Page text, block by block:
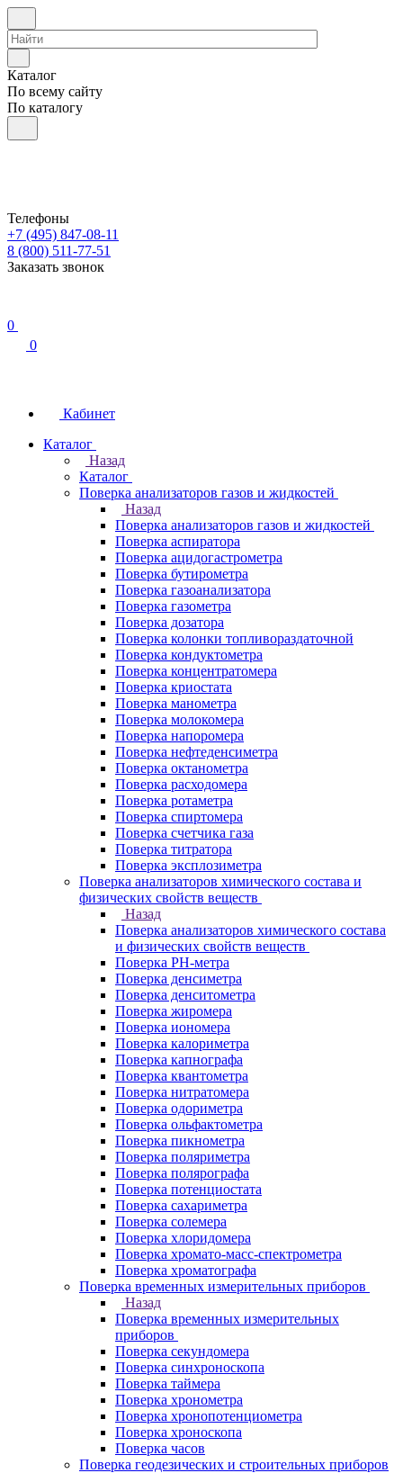
Каталог
По всему сайту
По каталогу
Телефоны
+7 (495) 847-08-11
8 (800) 511-77-51
Заказать звонок
0
0
Кабинет
Каталог
Назад
Каталог
Поверка анализаторов газов и жидкостей
Назад
Поверка анализаторов газов и жидкостей
Поверка аспиратора
Поверка ацидогастрометра
Поверка бутирометра
Поверка газоанализатора
Поверка газометра
Поверка дозатора
Поверка колонки топливораздаточной
Поверка кондуктометра
Поверка концентратомера
Поверка криостата
Поверка манометра
Поверка молокомера
Поверка напоромера
Поверка нефтеденсиметра
Поверка октанометра
Поверка расходомера
Поверка ротаметра
Поверка спиртомера
Поверка счетчика газа
Поверка титратора
Поверка эксплозиметра
Поверка анализаторов химического состава и
физических свойств веществ
Назад
Поверка анализаторов химического состава
и физических свойств веществ
Поверка PH-метра
Поверка денсиметра
Поверка денситометра
Поверка жиромера
Поверка иономера
Поверка калориметра
Поверка капнографа
Поверка квантометра
Поверка нитратомера
Поверка одориметра
Поверка ольфактометра
Поверка пикнометра
Поверка поляриметра
Поверка полярографа
Поверка потенциостата
Поверка сахариметра
Поверка солемера
Поверка хлоридомера
Поверка хромато-масс-спектрометра
Поверка хроматографа
Поверка временных измерительных приборов
Назад
Поверка временных измерительных
приборов
Поверка секундомера
Поверка синхроноскопа
Поверка таймера
Поверка хронометра
Поверка хронопотенциометра
Поверка хроноскопа
Поверка часов
Поверка геодезических и строительных приборов